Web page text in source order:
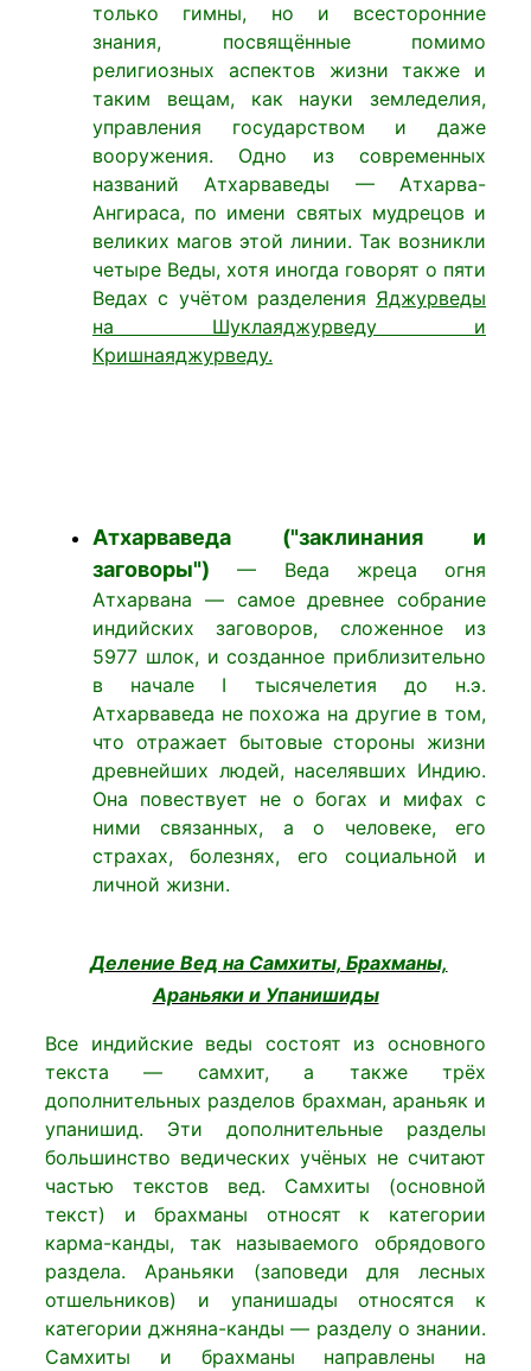
только гимны, но и всесторонние
знания, посвящённые помимо
религиозных аспектов жизни также и
таким вещам, как науки земледелия,
управления государством и даже
вооружения. Одно из современных
названий Атхарваведы — Атхарва-
Ангираса, по имени святых мудрецов и
великих магов этой линии. Так возникли
четыре Веды, хотя иногда говорят о пяти
Ведах с учётом разделения Яджурведы
на Шуклаяджурведу и
Кришнаяджурведу.
Атхарваведа ("заклинания и
заговоры") — Веда жреца огня
Атхарвана — самое древнее собрание
индийских заговоров, сложенное из
5977 шлок, и созданное приблизительно
в начале I тысячелетия до н.э.
Атхарваведа не похожа на другие в том,
что отражает бытовые стороны жизни
древнейших людей, населявших Индию.
Она повествует не о богах и мифах с
ними связанных, а о человеке, его
страхах, болезнях, его социальной и
личной жизни.
Деление Вед на Самхиты, Брахманы,
Араньяки и Упанишиды
Все индийские веды состоят из основного
текста — самхит, а также трёх
дополнительных разделов брахман, араньяк и
упанишид. Эти дополнительные разделы
большинство ведических учёных не считают
частью текстов вед. Самхиты (основной
текст) и брахманы относят к категории
карма-канды, так называемого обрядового
раздела. Араньяки (заповеди для лесных
отшельников) и упанишады относятся к
категории джняна-канды — разделу о знании.
Самхиты и брахманы направлены на